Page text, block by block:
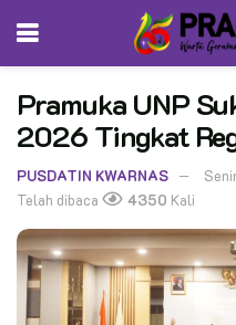
Pramuka UNP
2026 Tingkat
PUSDATIN KWARNAS
Telah dibaca
4350 Kali